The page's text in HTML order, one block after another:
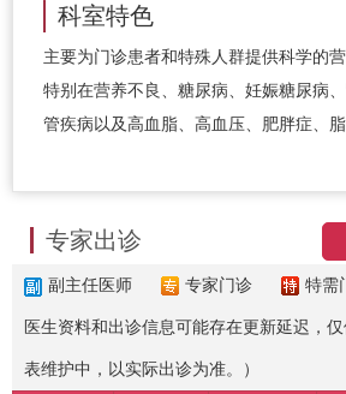
科室特色
主要为门诊患者和特殊人群提供科学的
特别在营养不良、糖尿病、妊娠糖尿病
管疾病以及高血脂、高血压、肥胖症、
专家出诊
副主任医师 专家门诊 特需
医生资料和出诊信息可能存在更新延迟，
表维护中，以实际出诊为准。）